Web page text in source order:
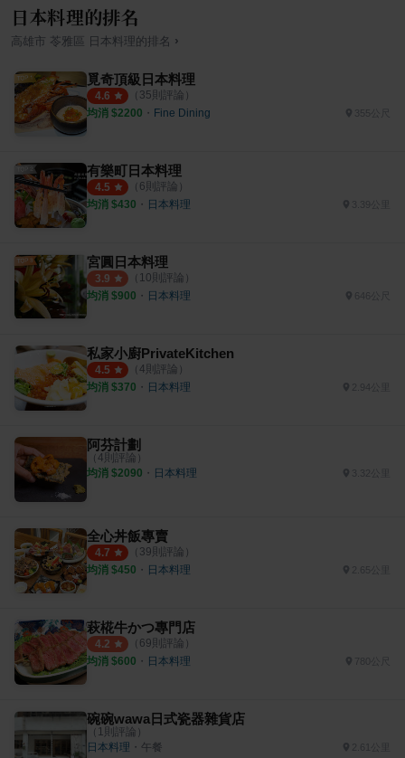
日本料理的排名
高雄市 苓雅區 日本料理 的排名 ›
覓奇頂級日本料理
4.6 （ 35則評論）
均消 $2200 ・ Fine Dining 355公尺
有樂町日本料理
4.5 （ 6則評論）
均消 $430 ・ 日本料理 3.39公里
宮圓日本料理
3.9 （ 10則評論）
均消 $900 ・ 日本料理
私家小廚PrivateKitchen
4.5 （ 4則評論）
均消 $370 ・ 日本料理 2.94公里
阿芬計劃
（ 4則評論）
均消 $2090 ・ 日本料理 3.32公里
全心丼飯專賣
4.7 （ 39則評論）
均消 $450 ・ 日本料理 2.65公里
萩椛牛かつ專門店
4.2 （ 69則評論）
均消 $600 ・ 日本料理 780公尺
碗碗wawa日式瓷器雜貨店
（ 1則評論）
日本料理 ・ 午餐 2.61公里